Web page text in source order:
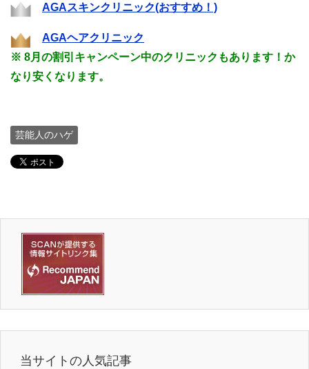
AGAスキンクリニック(おすすめ！)
AGAヘアクリニック
※ 8月の割引キャンペーン中のクリニックもあります！か
なり安くなります。
芸能人のハゲ
当サイトの人気記事